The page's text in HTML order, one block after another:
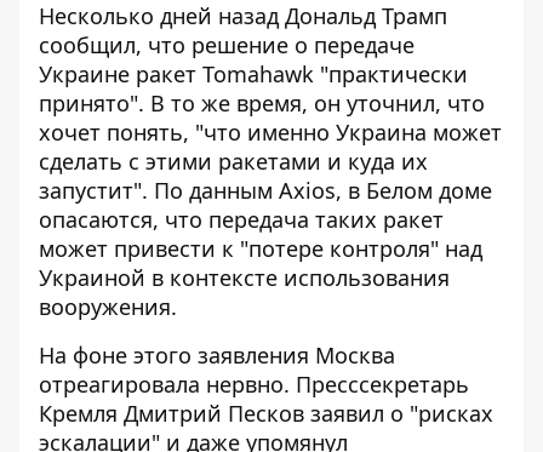
Несколько дней назад Дональд Трамп
сообщил, что решение о передаче
Украине ракет Tomahawk "практически
принято". В то же время, он уточнил, что
хочет понять, "что именно Украина может
сделать с этими ракетами и куда их
запустит". По данным Axios, в Белом доме
опасаются, что передача таких ракет
может привести к "потере контроля" над
Украиной в контексте использования
вооружения.
На фоне этого заявления Москва
отреагировала нервно. Пресссекретарь
Кремля Дмитрий Песков заявил о "рисках
эскалации" и даже упомянул